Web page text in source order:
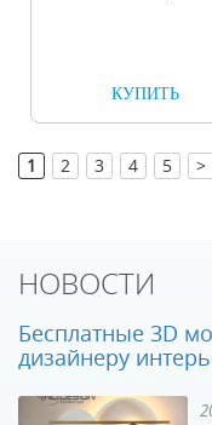
КУПИТЬ
1 2 3 4 5 >
НОВОСТИ
Бесплатные 3D
дизайнеру